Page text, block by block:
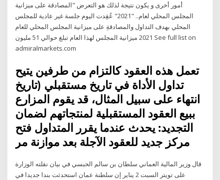
أمور أخرى و يكون نتيجة لذلك هو التعرض "المصادقة على ميزانية
المجلس المحلي لعام.. "2021" عُقِدت اليوم جلسة غير عادية للمجلس
المحلي بهدف التداول والمصادقةِ على ميزانية المجلس المحلي للعام
2021 ميزانية المجلس لهذا العام تبلغ حوالي 51 مليون See full list on
admiralmarkets.com
تعمل هذه العقود كالتزام من طرفين يتيح
تداول الأداة في تاريخ مستقبلي (تاريخ
انتهاء على سبيل المثال، قد يقوم المزارع
ببيع العقود المستقبلية لمنتجاتهم لضمان
التجديد: يحدث عندما يقرر المتداول فتح
مركز جديد للعقود الآجلة بعد موازنة مر
قال وزير المالية العماني سلطان بن سالم الحبسي في بيان نقلته الوزارة
على تويتر السبت 2 يناير إن سلطنة عمان استحدثت بندا جديدا في